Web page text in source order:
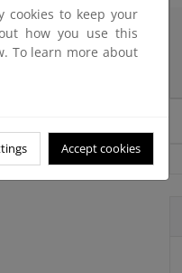
cookies to keep your
how you use this
To learn more about
Accept cookies